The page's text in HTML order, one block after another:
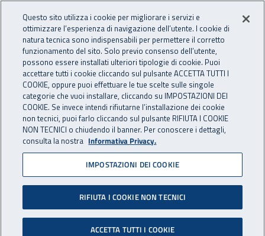
INAIL - Istituto Nazionale
Apri cerca
Navigazione principale
Navigazione - Ti trovi in:
Home Inail comunica Avvisi
Sede di Lucca: riapre lo
sportello InformHabile
Dal 27 dicembre lo sportello sarà aperto
l’ultimo giovedì di ogni mese con orario 9.00-
12.00
Questo sito utilizza i cookie per migliorare i servizi e
ottimizzare l’esperienza di navigazione dell’utente. I cookie di
natura tecnica sono indispensabili per permettere il corretto
funzionamento del sito. Solo previo consenso dell’utente,
possono essere installati ulteriori tipologie di cookie. Puoi
accettare tutti i cookie cliccando sul pulsante ACCETTA TUTTI I
COOKIE, oppure puoi effettuare le tue scelte sulle singole
categorie che vuoi installare, cliccando su IMPOSTAZIONI DEI
COOKIE. Se invece intendi rifiutarne l’installazione dei cookie
non tecnici, puoi farlo cliccando sul pulsante RIFIUTA I COOKIE
NON TECNICI o chiudendo il banner. Per conoscere i dettagli,
consulta la nostra Informativa Privacy.
IMPOSTAZIONI DEI COOKIE
RIFIUTA I COOKIE NON TECNICI
ACCETTA TUTTI I COOKIE